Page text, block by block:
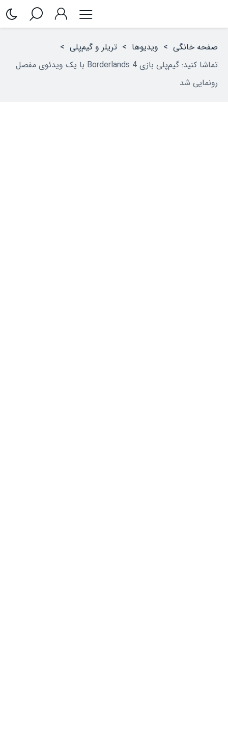
صفحه خانگی > ویدیوها > تریلر و گیم‌پلی >
تماشا کنید: گیم‌پلی بازی Borderlands 4 با یک ویدئوی مفصل
رونمایی شد